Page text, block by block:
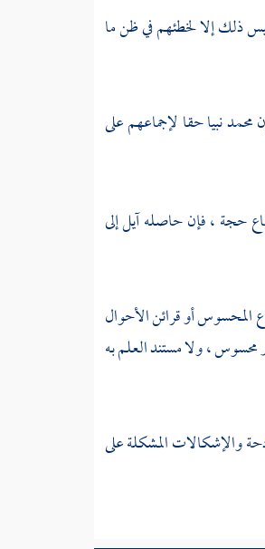
ذلك إلا لخطئهم في ظن ما
محمدنبيا حقا لإجماعهم على
حجة ، فإن حاصله آيل إلى
المحسوس أو قرائن الأحوال
محسوس ، ولا مستند العلم به
والإشكالات المشكلة على